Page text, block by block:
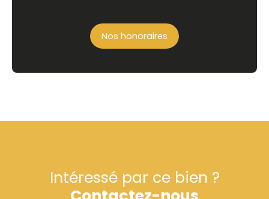
Nos honoraires
Intéressé par ce bien ?